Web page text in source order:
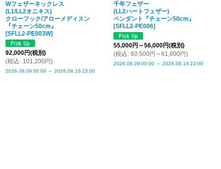
Wフェザーネックレス
(L1/LL2オニキス)
クローフック/アローメディスン
『チェーン50cm』
[SFLL2-PE003W]
92,000円(税別)
(税込 : 101,200円)
2026.08.09 00:00 ～ 2026.08.16 23:00
千年フェザー
(LL2ハートフェザー)
ペンダント『チェーン50cm』
[SFLL2-PE006]
55,000円 ～56,000円(税別)
(税込 : 60,500円 ～61,600円)
2026.08.09 00:00 ～ 2026.08.16 23:00